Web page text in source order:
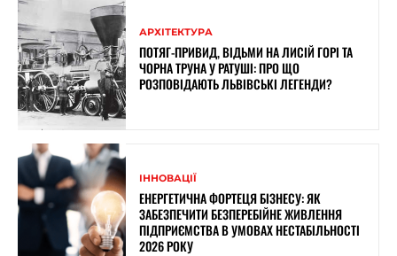
АРХІТЕКТУРА
ПОТЯГ-ПРИВИД, ВІДЬМИ НА ЛИСІЙ ГОРІ ТА
ЧОРНА ТРУНА У РАТУШІ: ПРО ЩО
РОЗПОВІДАЮТЬ ЛЬВІВСЬКІ ЛЕГЕНДИ?
ІННОВАЦІЇ
ЕНЕРГЕТИЧНА ФОРТЕЦЯ БІЗНЕСУ: ЯК
ЗАБЕЗПЕЧИТИ БЕЗПЕРЕБІЙНЕ ЖИВЛЕННЯ
ПІДПРИЄМСТВА В УМОВАХ НЕСТАБІЛЬНОСТІ
2026 РОКУ